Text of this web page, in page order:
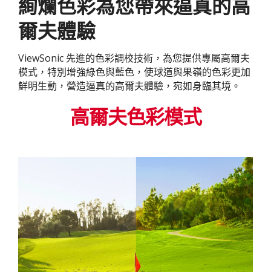
絢爛色彩為您帶來逼真的高
爾夫體驗
ViewSonic 先進的色彩調校技術，為您提供專屬高爾夫
模式，特別增強綠色與藍色，使球道與果嶺的色彩更加
鮮明生動，營造逼真的高爾夫體驗，宛如身臨其境。
高爾夫色彩模式